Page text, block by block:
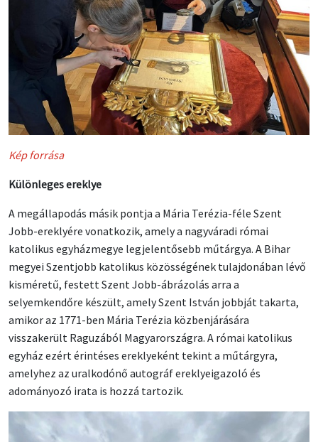
Kép forrása
Különleges ereklye
A megállapodás másik pontja a Mária Terézia-féle Szent
Jobb-ereklyére vonatkozik, amely a nagyváradi római
katolikus egyházmegye legjelentősebb műtárgya. A Bihar
megyei Szentjobb katolikus közösségének tulajdonában lévő
kisméretű, festett Szent Jobb-ábrázolás arra a
selyemkendőre készült, amely Szent István jobbját takarta,
amikor az 1771-ben Mária Terézia közbenjárására
visszakerült Raguzából Magyarországra. A római katolikus
egyház ezért érintéses ereklyeként tekint a műtárgyra,
amelyhez az uralkodónő autográf ereklyeigazoló és
adományozó irata is hozzá tartozik.